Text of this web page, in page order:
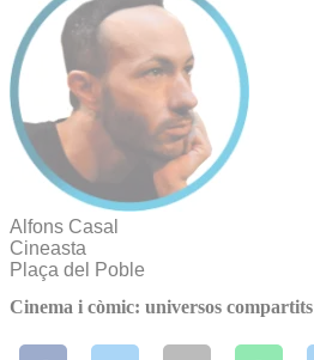
Alfons Casal
Cineasta
Plaça del Poble
Cinema i còmic: universos compartits